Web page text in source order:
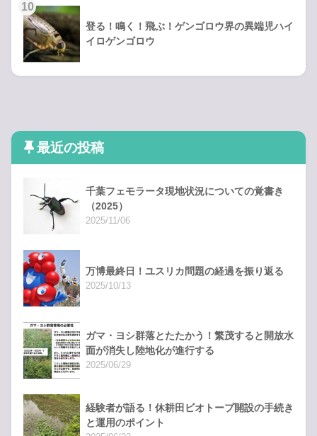
登る！鳴く！飛ぶ！ゲンゴロウ界の異端児ハイ
イロゲンゴロウ
最近の投稿
千葉フェモラータ現地状況についての覚書き
（2025）
2025/11/06
万博最終日！ユスリカ問題の経過を振り返る
2025/10/13
ガマ・ヨシ群落とたたかう！繁茂すると開放水
面が消失し陸地化が進行する
2025/06/29
経験者が語る！休耕田ビオトープ開設の手続き
と運用のポイント